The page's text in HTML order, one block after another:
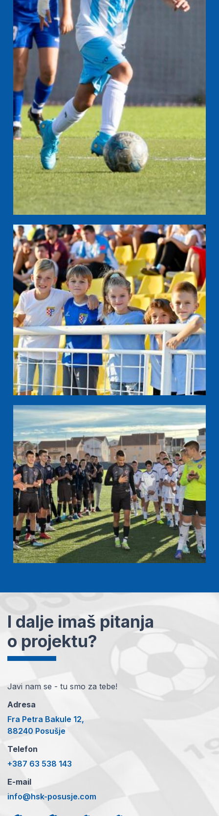
I dalje imaš pitanja
o projektu?
Javi nam se - tu smo za tebe!
Adresa
Fra Petra Bakule 12,
88240 Posušje
Telefon
+387 63 538 143
E-mail
info@hsk-posusje.com